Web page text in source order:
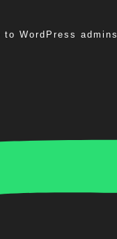
WordPress admins